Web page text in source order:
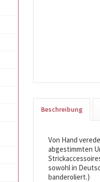
Beschreibung
Von Hand
abgestimmten
sowohl in
banderoliert.)